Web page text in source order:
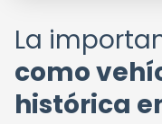
La
como
histórica